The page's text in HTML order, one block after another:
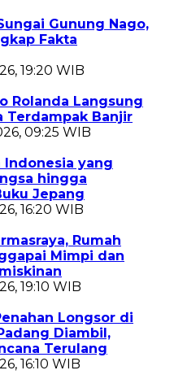
Gunung Nago,
Fakta
19:20 WIB
Rolanda Langsung
Terdampak Banjir
09:25 WIB
Indonesia yang
hingga
Jepang
16:20 WIB
Rumah
Mimpi dan
19:10 WIB
Longsor di
Diambil,
Terulang
16:10 WIB